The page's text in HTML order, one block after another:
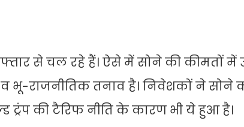
से चल रहे हैं। ऐसे में सोने की कीमतों में
भू-राजनीतिक तनाव है। निवेशकों ने सोने
ट्रंप की टैरिफ नीति के कारण भी ये हुआ है।